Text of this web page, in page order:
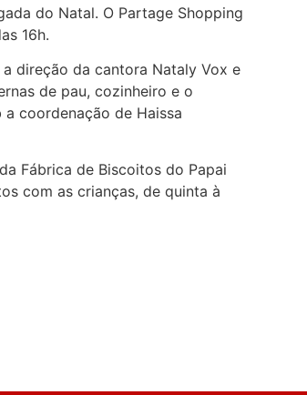
do Natal. O Partage Shopping
16h.
direção da cantora Nataly Vox e
de pau, cozinheiro e o
coordenação de Haissa
Fábrica de Biscoitos do Papai
com as crianças, de quinta à